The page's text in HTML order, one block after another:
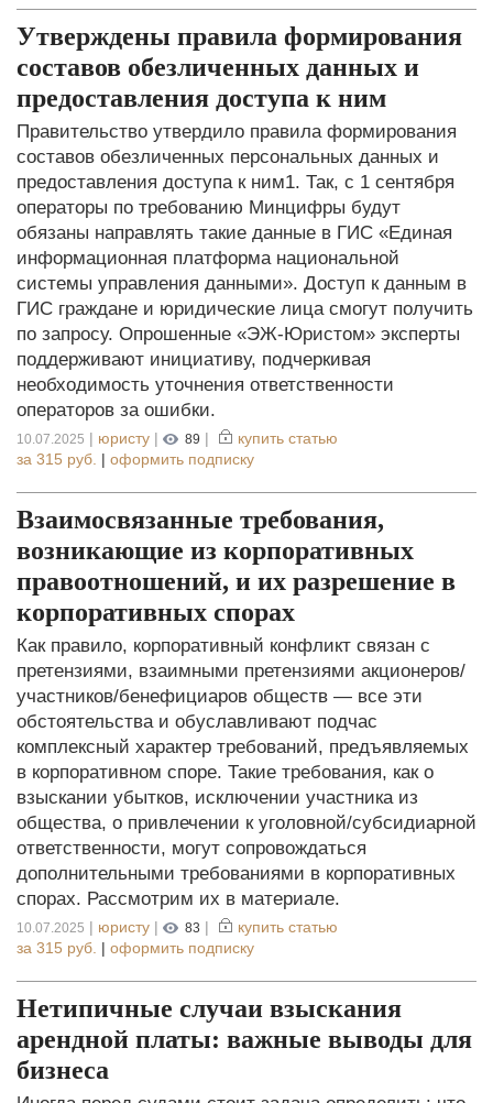
Утверждены правила формирования
составов обезличенных данных и
предоставления доступа к ним
Правительство утвердило правила формирования
составов обезличенных персональных данных и
предоставления доступа к ним1. Так, с 1 сентября
операторы по требованию Минцифры будут
обязаны направлять такие данные в ГИС «Единая
информационная платформа национальной
системы управления данными». Доступ к данным в
ГИС граждане и юридические лица смогут получить
по запросу. Опрошенные «ЭЖ-Юристом» эксперты
поддерживают инициативу, подчеркивая
необходимость уточнения ответственности
операторов за ошибки.
10.07.2025 | юристу | 89 |
купить статью
за 315 руб. | оформить подписку
Взаимосвязанные требования,
возникающие из корпоративных
правоотношений, и их разрешение в
корпоративных спорах
Как правило, корпоративный конфликт связан с
претензиями, взаимными претензиями акционеров/
участников/бенефициаров обществ — все эти
обстоятельства и обуславливают подчас
комплексный характер требований, предъявляемых
в корпоративном споре. Такие требования, как о
взыскании убытков, исключении участника из
общества, о привлечении к уголовной/субсидиарной
ответственности, могут сопровождаться
дополнительными требованиями в корпоративных
спорах. Рассмотрим их в материале.
10.07.2025 | юристу | 83 |
купить статью
за 315 руб. | оформить подписку
Нетипичные случаи взыскания
арендной платы: важные выводы для
бизнеса